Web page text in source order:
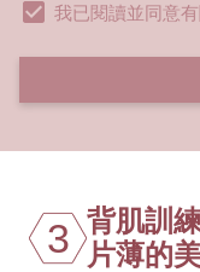
我已閱讀並同意有
3 背肌訓
片薄的